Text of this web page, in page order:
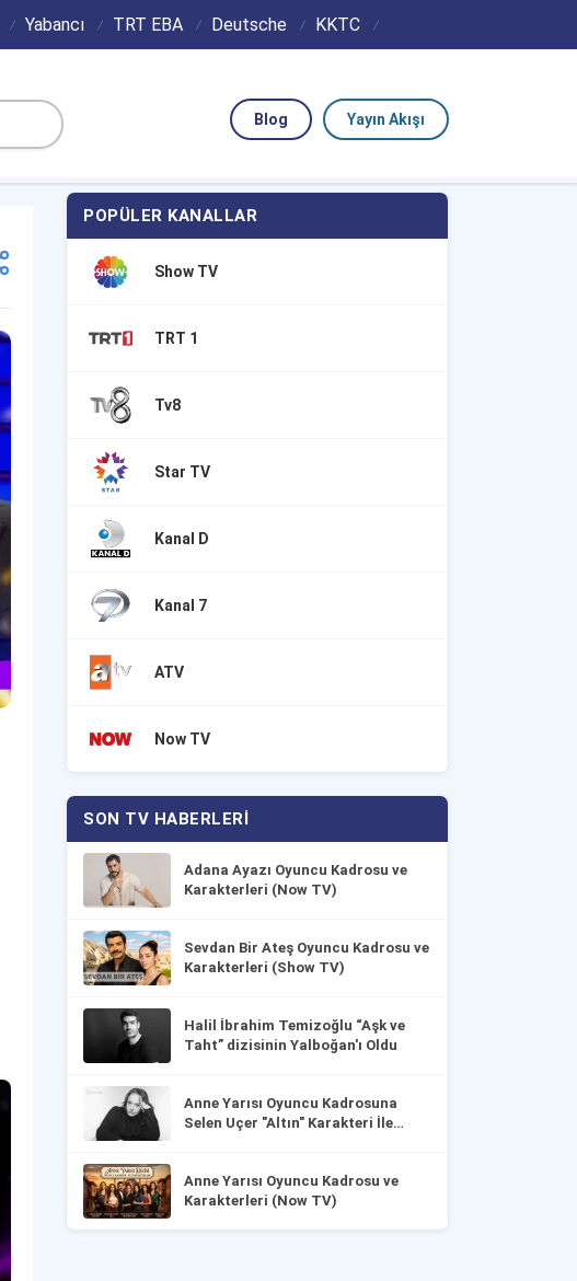
Yabancı TRT EBA Deutsche KKTC
Yayın Akışı
Blog
POPÜLER KANALLAR
Show TV
TRT 1
Tv8
Star TV
Kanal D
Kanal 7
ATV
Now TV
SON TV HABERLERI
Adana Ayazı Oyuncu Kadrosu ve
Karakterleri (Now TV)
Sevdan Bir Ateş Oyuncu Kadrosu ve
Karakterleri (Show TV)
Halil İbrahim Temizoğlu “Aşk ve
Taht” dizisinin Yalboğan'ı Oldu
Anne Yarısı Oyuncu Kadrosuna
Selen Uçer "Altın" Karakteri İle
Anne Yarısı Oyuncu Kadrosu ve
Karakterleri (Now TV)